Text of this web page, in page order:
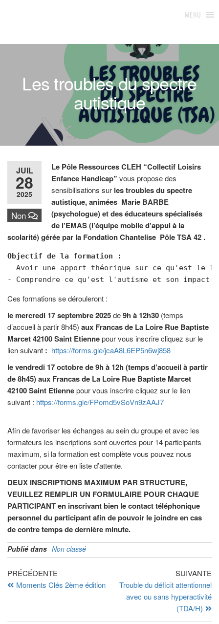
Pôle d'appui et ressources
MENU
Les troubles du spectre
autistique
JUIL
28
2025
Non
Le Pôle Ressources CLEH “Collectif Loisirs
Enfance Handicap” vous propose des
sensibilisations sur les troubles du spectre
autistique, animées Marie BARBE
(psychologue) et des éducateurs spécialisés
de l’EMAS (l’équipe mobile d’appui à la
scolarité) gérée par la Fondation Chantelise Pôle TSA 42 .
Objectif de la formation :
- Avoir une apport théorique sur ce qu'est le
- Comprendre ce qu'est l'autisme et son
Ces formations se dérouleront :
le mercredi 17 septembre 2025de9h à 12h30 (temps
d’accueil à partir 8h45) aux Francas de La Loire Rue Baptiste
Marcet 42100 Saint Etiennepour vous inscrire cliquez sur le
lien suivant : https://forms.gle/jcaA8L6EP5n6wj858
le vendredi 17 octobre de 9h à 12h (temps d’accueil à partir
de 8h45) aux Francas de La Loire Rue Baptiste Marcet
42100 Saint Etiennepour vous inscrire cliquez sur le lien
suivant : https://forms.gle/FPomd5vSoVn9zAAJ7
Afin de favoriser les échanges au sein du groupe et avec les
formateurs les inscriptions sont ouvertes pour 14 participants
maximum, si la formation est complète vous pouvez nous
contacter pour être en liste d’attente.
DEUX INSCRIPTIONS MAXIMUM PAR STRUCTURE,
VEUILLEZ REMPLIR UN FORMULAIRE POUR CHAQUE
PARTICIPANTen inscrivant bien le contact téléphonique
personnel du participant afin de pouvoir le joindre en cas
de contre temps de dernière minute.
Publié dans Non classé
PRÉCÉDENTE
Moments Clés 2ème édition
SUIVANTE
Trouble du déficit attentionnel
avec ou sans hyperactivité
(TDA/H)